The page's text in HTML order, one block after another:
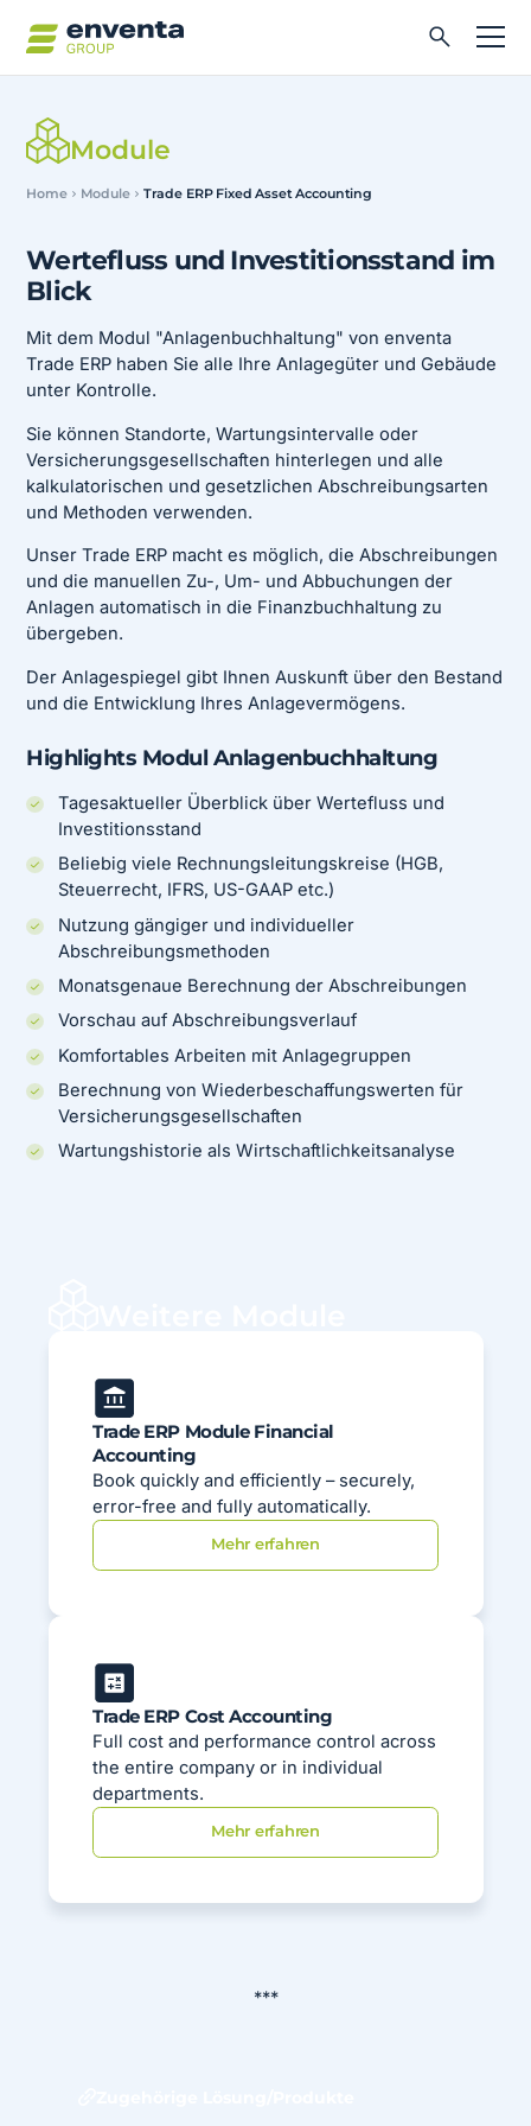
Module
Home Module Trade ERP Fixed Asset Accounting
Wertefluss und Investitionsstand im
Blick
Mit dem Modul "Anlagenbuchhaltung" von enventa
Trade ERP haben Sie alle Ihre Anlagegüter und Gebäude
unter Kontrolle.
Sie können Standorte, Wartungsintervalle oder
Versicherungsgesellschaften hinterlegen und alle
kalkulatorischen und gesetzlichen Abschreibungsarten
und Methoden verwenden.
Unser Trade ERP macht es möglich, die Abschreibungen
und die manuellen Zu-, Um- und Abbuchungen der
Anlagen automatisch in die Finanzbuchhaltung zu
übergeben.
Der Anlagespiegel gibt Ihnen Auskunft über den Bestand
und die Entwicklung Ihres Anlagevermögens.
Highlights Modul Anlagenbuchhaltung
Tagesaktueller Überblick über Wertefluss und
Investitionsstand
Beliebig viele Rechnungsleitungskreise (HGB,
Steuerrecht, IFRS, US-GAAP etc.)
Nutzung gängiger und individueller
Abschreibungsmethoden
Monatsgenaue Berechnung der Abschreibungen
Vorschau auf Abschreibungsverlauf
Komfortables Arbeiten mit Anlagegruppen
Berechnung von Wiederbeschaffungswerten für
Versicherungsgesellschaften
Wartungshistorie als Wirtschaftlichkeitsanalyse
Trade ERP Module Financial
Accounting
Book quickly and efficiently – securely,
error-free and fully automatically.
Mehr erfahren
Trade ERP Cost Accounting
Full cost and performance control across
the entire company or in individual
departments.
Mehr erfahren
***